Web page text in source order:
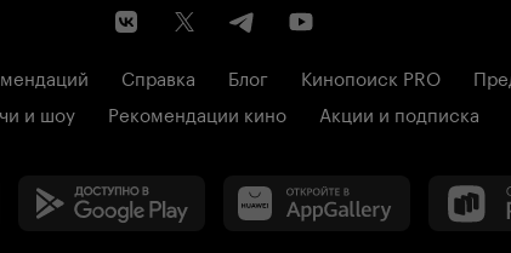
Справка Блог Кинопоиск PRO
и шоу Рекомендации кино Акции и подписка